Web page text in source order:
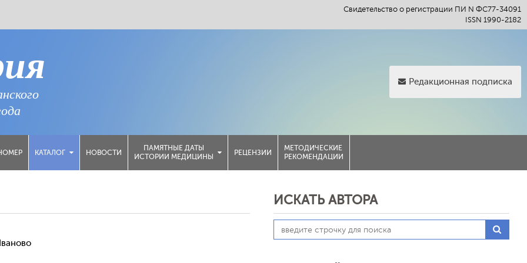
Свидетельство о регистрации ПИ N ФС77-34091
ISSN 1990-2182
Редакционная подписка
КАТАЛОГ НОВОСТИ
ПАМЯТНЫЕ ДАТЫ
ИСТОРИИ МЕДИЦИНЫ
РЕЦЕНЗИИ
МЕТОДИЧЕСКИЕ
РЕКОМЕНДАЦИИ
ИСКАТЬ АВТОРА